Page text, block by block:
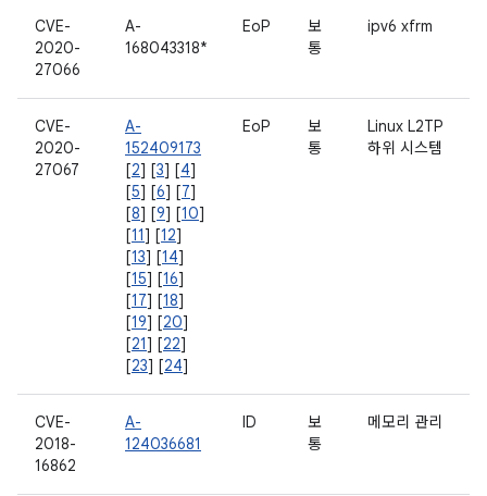
CVE-
2020-
27066
A-
168043318*
EoP
보
통
ipv6 xfrm
CVE-
2020-
27067
A-
152409173
[2] [3] [4]
[5] [6] [7]
[8] [9] [10]
[11] [12]
[13] [14]
[15] [16]
[17] [18]
[19] [20]
[21] [22]
[23] [24]
EoP
보
통
Linux L2TP
하위 시스템
CVE-
2018-
16862
A-
124036681
ID
보
통
메모리 관리